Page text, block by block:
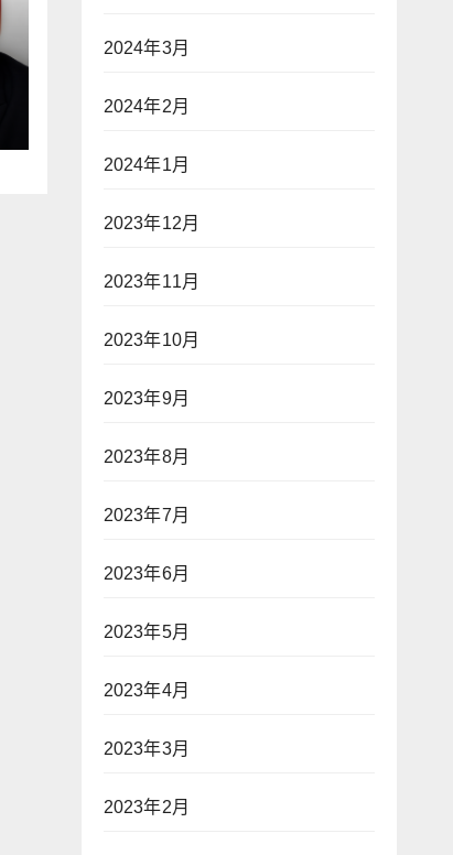
2024年3月
2024年2月
2024年1月
2023年12月
2023年11月
2023年10月
2023年9月
2023年8月
2023年7月
2023年6月
2023年5月
2023年4月
2023年3月
2023年2月